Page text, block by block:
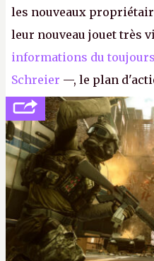
les nouveaux
leur nouveau jouet très
informations du
Schreier —, le plan
réductions de coûts
studios et
FCetBattlefield, puis